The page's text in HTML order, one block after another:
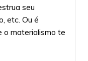
seu
etc. Ou é
o materialismo te